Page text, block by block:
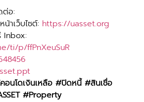
ต่อ:
าเว็บไซต์: https://uasset.org
Inbox:
ti/p/ffPnXeuSuR
อนโดเงินเหลือ #ปิดหนี้ #สินเชื่อ
#Property